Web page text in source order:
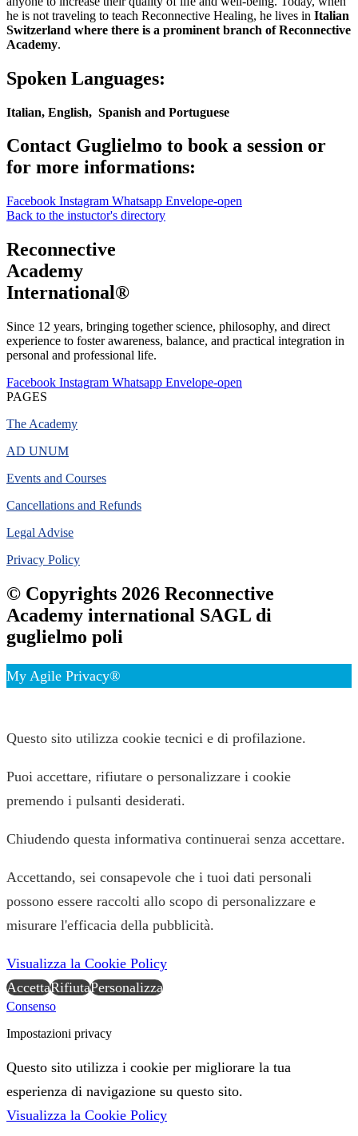
he is not traveling to teach Reconnective Healing, he lives in Italian
Switzerland where there is a prominent branch of Reconnective
Academy.
Spoken Languages:
Italian, English, Spanish and Portuguese
Contact Guglielmo to book a session or
for more informations:
Facebook Instagram Whatsapp Envelope-open
Back to the instuctor's directory
Reconnective
Academy
International®
Since 12 years, bringing together science, philosophy, and direct
experience to foster awareness, balance, and practical integration in
personal and professional life.
Facebook Instagram Whatsapp Envelope-open
PAGES
The Academy
AD UNUM
Events and Courses
Cancellations and Refunds
Legal Advise
Privacy Policy
© Copyrights 2026 Reconnective
Academy international SAGL di
guglielmo poli
My Agile Privacy®
Questo sito utilizza cookie tecnici e di profilazione.
Puoi accettare, rifiutare o personalizzare i cookie
premendo i pulsanti desiderati.
Chiudendo questa informativa continuerai senza accettare.
Accettando, sei consapevole che i tuoi dati personali
possono essere raccolti allo scopo di personalizzare e
misurare l'efficacia della pubblicità.
Visualizza la Cookie Policy
AccettaRifiutaPersonalizza
Consenso
Impostazioni privacy
Questo sito utilizza i cookie per migliorare la tua
esperienza di navigazione su questo sito.
Visualizza la Cookie Policy